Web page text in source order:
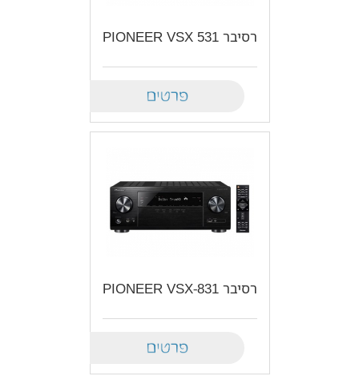
רסיבר PIONEER VSX 531
רסיבר PIONEER VSX-831